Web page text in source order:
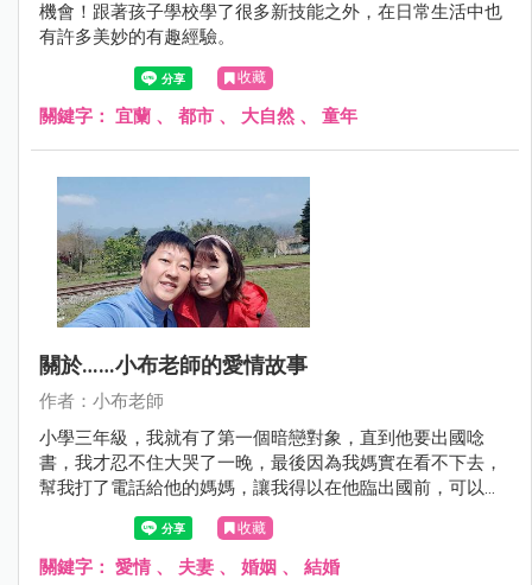
機會！跟著孩子學校學了很多新技能之外，在日常生活中也
有許多美妙的有趣經驗。
收藏
關鍵字： 宜蘭 、 都市 、 大自然 、 童年
關於……小布老師的愛情故事
作者：小布老師
小學三年級，我就有了第一個暗戀對象，直到他要出國唸
書，我才忍不住大哭了一晚，最後因為我媽實在看不下去，
幫我打了電話給他的媽媽，讓我得以在他臨出國前，可以跟
他一起吃一次午餐！這是我第一次的告白。
收藏
關鍵字： 愛情 、 夫妻 、 婚姻 、 結婚